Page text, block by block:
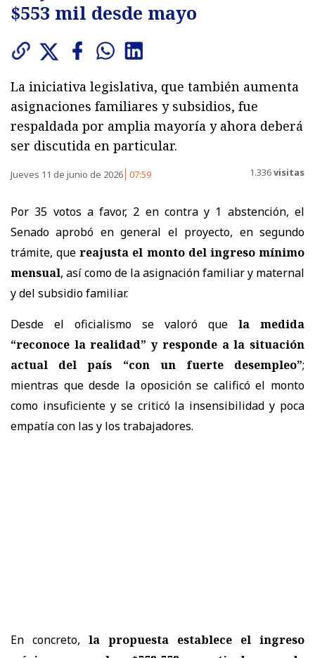
$553 mil desde mayo
La iniciativa legislativa, que también aumenta
asignaciones familiares y subsidios, fue
respaldada por amplia mayoría y ahora deberá
ser discutida en particular.
Jueves 11 de junio de 2026 07:59 1.336visitas
Por 35 votos a favor, 2 en contra y 1 abstención, el
Senado aprobó en general el proyecto, en segundo
trámite, quereajusta el monto del ingreso mínimo
mensual, así como de la asignación familiar y maternal
y del subsidio familiar.
Desde el oficialismo se valoró que la medida
“reconoce la realidad” y responde a la situación
actual del país “con un fuerte desempleo”;
mientras que desde la oposición se calificó el monto
como insuficiente y se criticó la insensibilidad y poca
empatía con las y los trabajadores.
En concreto, la propuesta establece el ingreso